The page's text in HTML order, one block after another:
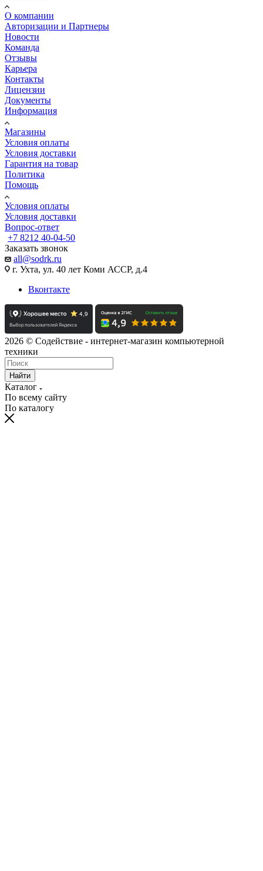
О компании
Авторизации и Партнеры
Новости
Команда
Отзывы
Карьера
Контакты
Лицензии
Документы
Информация
Магазины
Условия оплаты
Условия доставки
Гарантия на товар
Политика
Помощь
Условия оплаты
Условия доставки
Вопрос-ответ
+7 8212 40-04-50
Заказать звонок
all@sodrk.ru
г. Ухта, ул. 40 лет Коми АССР, д.4
Вконтакте
2026 © Содействие - интернет-магазин компьютерной
техники
Найти
Каталог
По всему сайту
По каталогу